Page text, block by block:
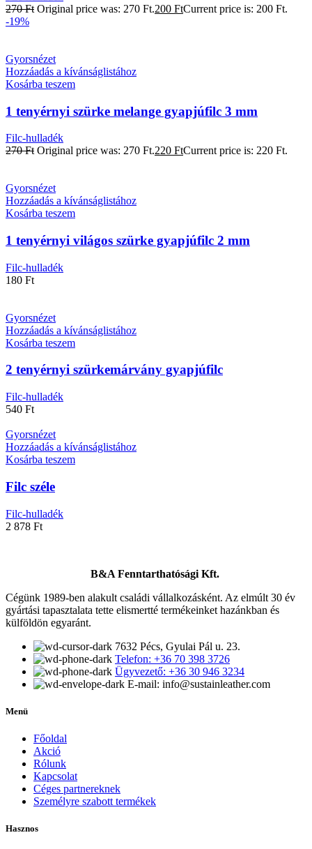
270Ft Original price was: 270 Ft.200 FtCurrent price is: 200 Ft.
-19%
Gyorsnézet
Hozzáadás a kívánságlistához
Kosárba teszem
1 tenyérnyi szürke melange gyapjúfilc 3 mm
Filc-hulladék
270Ft Original price was: 270 Ft.220 FtCurrent price is: 220 Ft.
Gyorsnézet
Hozzáadás a kívánságlistához
Kosárba teszem
1 tenyérnyi világos szürke gyapjúfilc 2 mm
Filc-hulladék
180 Ft
Gyorsnézet
Hozzáadás a kívánságlistához
Kosárba teszem
2 tenyérnyi szürkemárvány gyapjúfilc
Filc-hulladék
540 Ft
Gyorsnézet
Hozzáadás a kívánságlistához
Kosárba teszem
Filc széle
Filc-hulladék
2 878 Ft
B&A Fenntarthatósági Kft.
Cégünk 1989-ben alakult családi vállalkozásként. Az elmúlt 30 év
gyártási tapasztalata tette elismertté termékeinket hazánkban és
külföldön egyaránt.
7632 Pécs, Gyulai Pál u. 23.
Telefon: +36 70 398 3726
Ügyvezető: +36 30 946 3234
E-mail: info@sustainleather.com
Menü
Főoldal
Akció
Rólunk
Kapcsolat
Céges partnereknek
Személyre szabott termékek
Hasznos